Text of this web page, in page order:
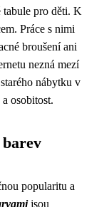
tabule pro děti. K
Práce s nimi
broušení ani
nezná mezí
nábytku v
osobitost.
popularitu a
jsou